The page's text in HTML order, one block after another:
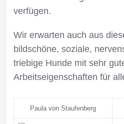
verfügen.
Wir erwarten auch aus
bildschöne, soziale,
triebige Hunde mit sehr
Arbeitseigenschaften für
Paula von Staufenberg